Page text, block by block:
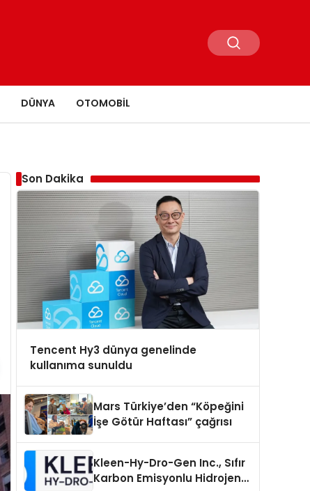
DÜNYA OTOMOBIL
Son Dakika
Tencent Hy3 dünya genelinde
kullanıma sunuldu
Mars Türkiye’den “Köpeğini
İşe Götür Haftası” çağrısı
Kleen-Hy-Dro-Gen Inc., Sıfır
Karbon Emisyonlu Hidrojen